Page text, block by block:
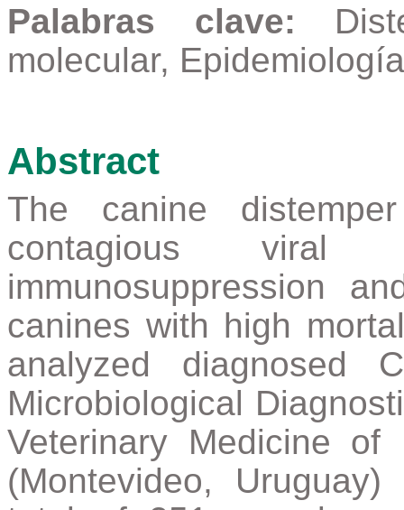
Palabras clave:
molecular,
Abstract
The canine
contagious viral
immunosuppression
canines with high
analyzed diagnosed
Microbiological
Veterinary Medicine
(Montevideo,